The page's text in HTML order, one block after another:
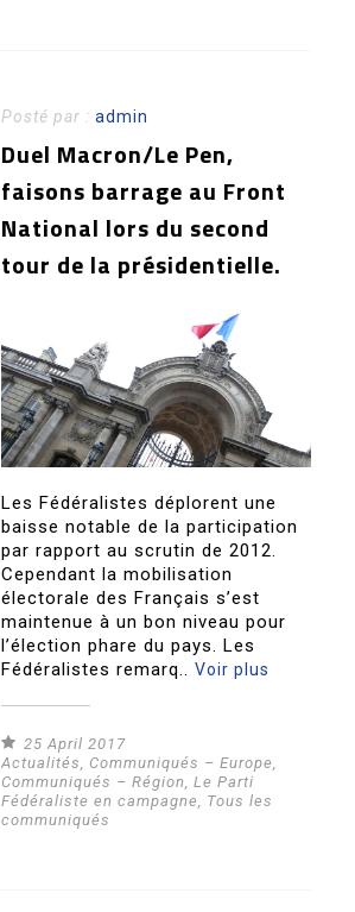
Posté par :admin
Duel Macron/Le Pen,
faisons barrage au Front
National lors du second
tour de la présidentielle.
Les Fédéralistes déplorent une
baisse notable de la participation
par rapport au scrutin de 2012.
Cependant la mobilisation
électorale des Français s’est
maintenue à un bon niveau pour
l’élection phare du pays. Les
Fédéralistes remarq..Voir plus
25 April 2017
Actualités, Communiqués – Europe,
Communiqués – Région,Le Parti
Fédéraliste en campagne, Tous les
communiqués